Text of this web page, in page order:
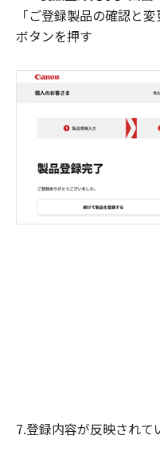
「ご登録製品の確認と変
ボタンを押す
7.登録内容が反映され